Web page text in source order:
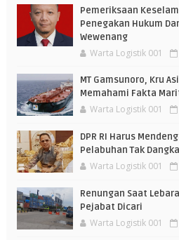
Pemeriksaan
Penegakan Hukum
Wewenang
Warta Logistik 001
MT Gamsunoro, Kru
Memahami Fakta
Warta Logistik 001
DPR RI Harus
Pelabuhan Tak Dangkal
Warta Logistik 001
Renungan Saat
Pejabat Dicari
Warta Logistik 001